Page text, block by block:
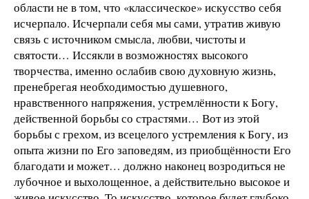
области не в том, что «классическое» искусство себя
исчерпало. Исчерпали себя мы сами, утратив живую
связь с источником смысла, любви, чистоты и
святости… Иссякли в возможностях высокого
творчества, именно ослабив свою духовную жизнь,
пренебрегая необходимостью душевного,
нравственного напряжения, устремлённости к Богу,
действенной борьбы со страстями… Вот из этой
борьбы с грехом, из всецелого устремления к Богу, из
опыта жизни по Его заповедям, из приобщённости Его
благодати и может… должно наконец возродиться не
лубочное и выхолощенное, а действительно высокое и